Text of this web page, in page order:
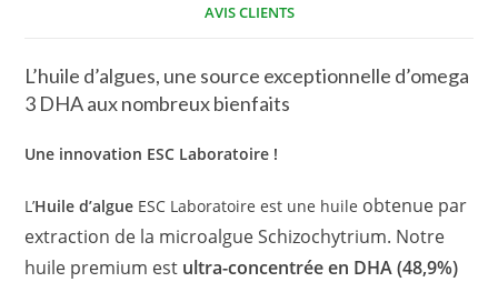
AVIS CLIENTS
L’huile d’algues, une source exceptionnelle d’omega
3 DHA aux nombreux bienfaits
Une innovation ESC Laboratoire !
L’Huile d’algue ESC Laboratoire est une huile obtenue par
extraction de la microalgue Schizochytrium. Notre
huile premium est ultra-concentrée en DHA (48,9%)